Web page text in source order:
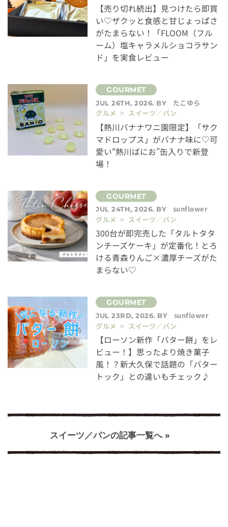
【売り切れ続出】見つけたら即買
い♡ザクッと食感と甘じょっぱさ
がたまらない！「FLOOM（フル
ーム）塩キャラメルショコラサン
ド」を実食レビュー
JUL 26TH, 2026. BY
たこゆら
グルメ > スイーツ／パン
【熱川バナナワニ園限定】「サク
マドロップス」がバナナ味に♡可
愛い“熱川ばにお”缶入りで新登
場！
JUL 24TH, 2026. BY
sunflower
グルメ > スイーツ／パン
300台が即完売した「タルトタタ
ンチーズケーキ」が定番化！とろ
ける青森りんご×濃厚チーズがた
まらない♡
JUL 23RD, 2026. BY
sunflower
グルメ > スイーツ／パン
【ローソン新作「バター餅」をレ
ビュー！】思ったより焼き菓子
風！？新大久保で話題の「バター
トック」との違いもチェック♪
スイーツ／パンの記事一覧へ »